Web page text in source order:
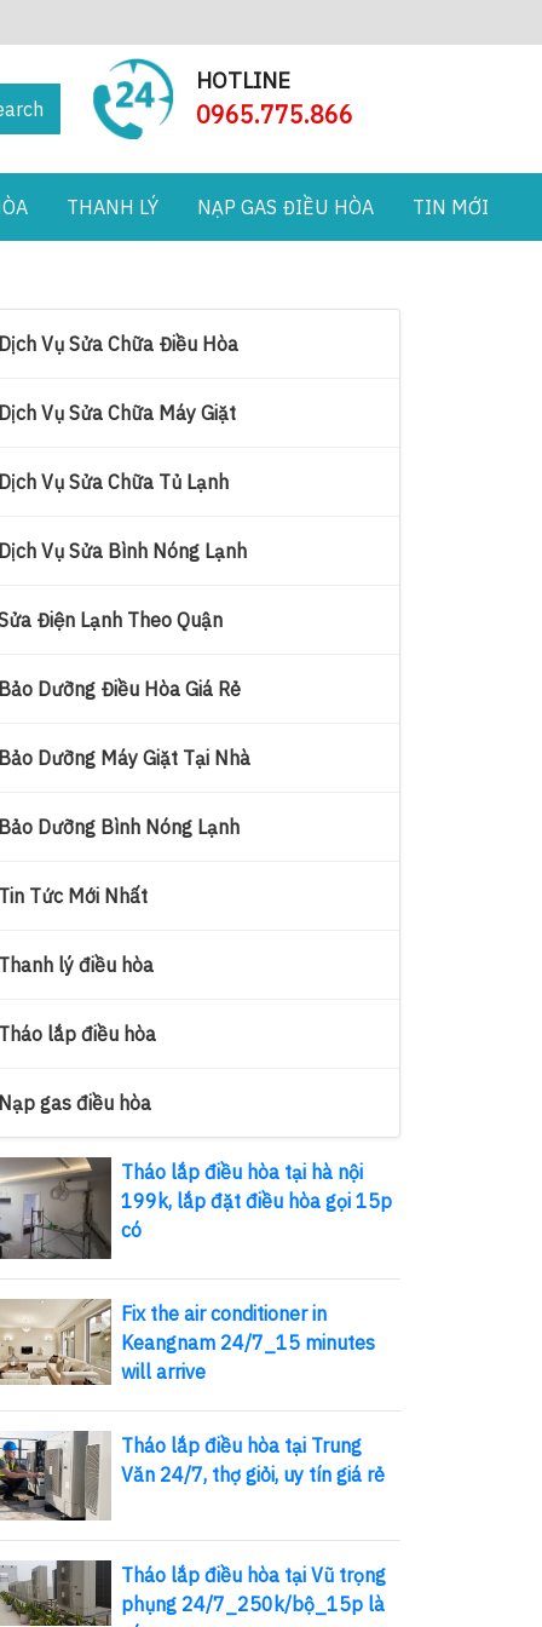
HOTLINE
0965.775.866
THANH LÝ NẠP GAS ĐIỀU HÒA TIN MỚI
Vụ Sửa Chữa Điều Hòa
Vụ Sửa Chữa Máy Giặt
Vụ Sửa Chữa Tủ Lạnh
Vụ Sửa Bình Nóng Lạnh
Điện Lạnh Theo Quận
Dưỡng Điều Hòa Giá Rẻ
Dưỡng Máy Giặt Tại Nhà
Dưỡng Bình Nóng Lạnh
Tức Mới Nhất
lý điều hòa
lắp điều hòa
gas điều hòa
Tháo lắp điều hòa tại hà nội
199k, lắp đặt điều hòa gọi 15p
có
Fix the air conditioner in
Keangnam 24/7_15 minutes
will arrive
Tháo lắp điều hòa tại Trung
Văn 24/7, thợ giỏi, uy tín giá rẻ
Tháo lắp điều hòa tại Vũ trọng
phụng 24/7_250k/bộ_15p là